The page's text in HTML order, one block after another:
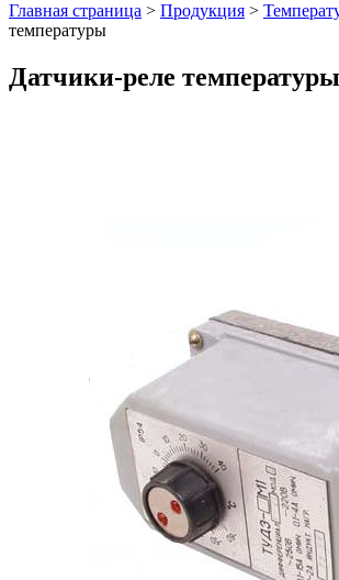
Главная страница > Продукция >
температуры
Датчики-реле температуры